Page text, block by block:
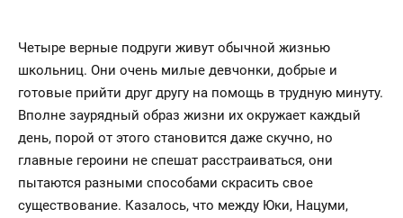
Четыре верные подруги живут обычной жизнью
школьниц. Они очень милые девчонки, добрые и
готовые прийти друг другу на помощь в трудную минуту.
Вполне заурядный образ жизни их окружает каждый
день, порой от этого становится даже скучно, но
главные героини не спешат расстраиваться, они
пытаются разными способами скрасить свое
существование. Казалось, что между Юки, Нацуми,